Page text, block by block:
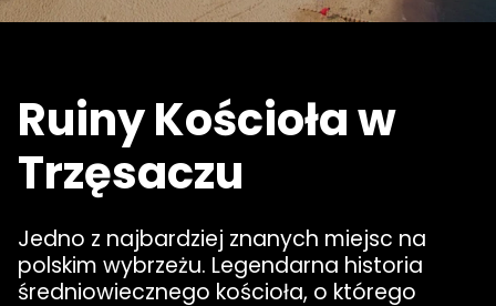
Ruiny Kościoła w
Trzęsaczu
Jedno z najbardziej znanych miejsc na
polskim wybrzeżu. Legendarna historia
średniowiecznego kościoła, o którego